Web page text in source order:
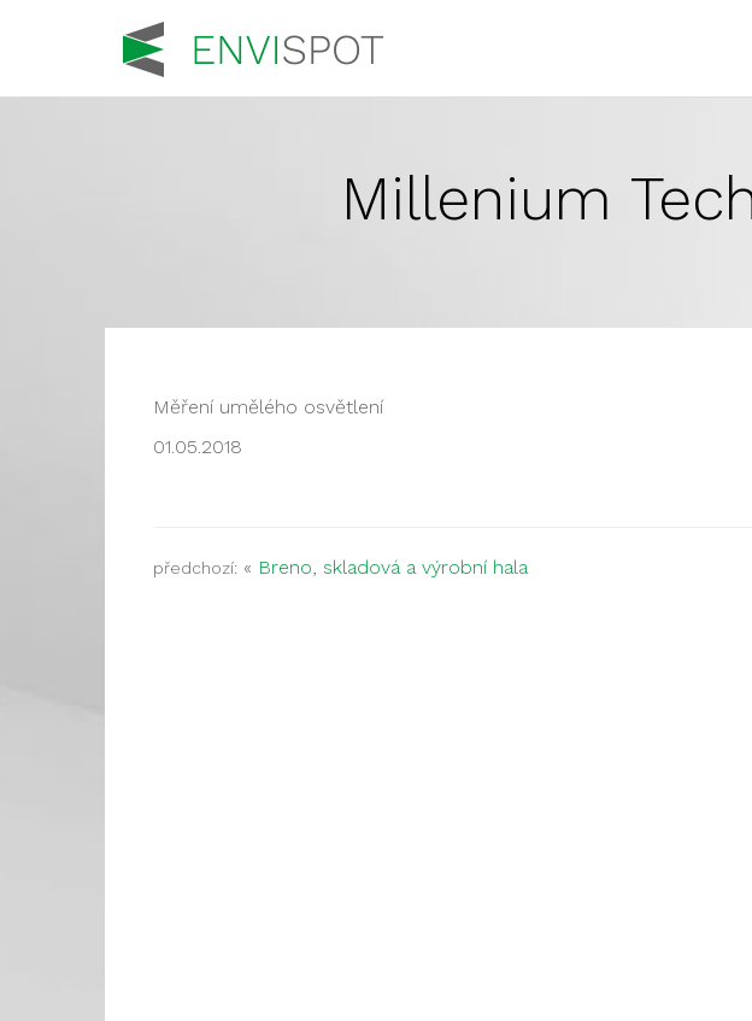
Millenium
Měření umělého osvětlení
01.05.2018
předchozí: « Breno, skladová a výrobní hala